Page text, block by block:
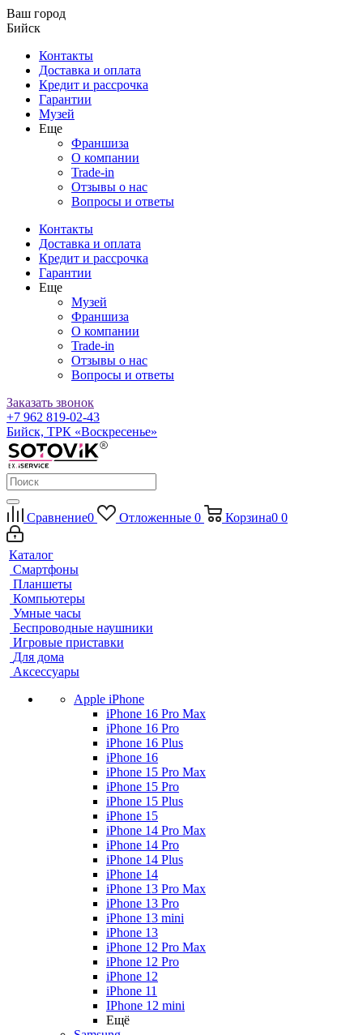
Ваш город
Бийск
Контакты
Доставка и оплата
Кредит и рассрочка
Гарантии
Музей
Еще
Франшиза
О компании
Trade-in
Отзывы о нас
Вопросы и ответы
Контакты
Доставка и оплата
Кредит и рассрочка
Гарантии
Еще
Музей
Франшиза
О компании
Trade-in
Отзывы о нас
Вопросы и ответы
Заказать звонок
+7 962 819-02-43
Бийск, ТРК «Воскресенье»
Сравнение0 Отложенные 0 Корзина0 0
Каталог
Смартфоны
Планшеты
Компьютеры
Умные часы
Беспроводные наушники
Игровые приставки
Для дома
Аксессуары
Apple iPhone
iPhone 16 Pro Max
iPhone 16 Pro
iPhone 16 Plus
iPhone 16
iPhone 15 Pro Max
iPhone 15 Pro
iPhone 15 Plus
iPhone 15
iPhone 14 Pro Max
iPhone 14 Pro
iPhone 14 Plus
iPhone 14
iPhone 13 Pro Max
iPhone 13 Pro
iPhone 13 mini
iPhone 13
iPhone 12 Pro Max
iPhone 12 Pro
iPhone 12
iPhone 11
IPhone 12 mini
Ещё